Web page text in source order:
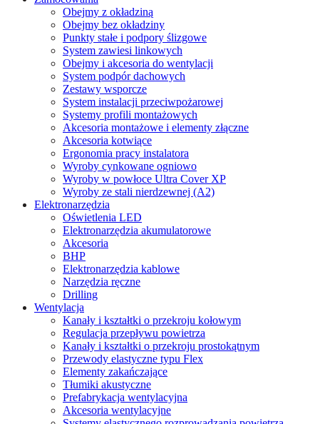
Obejmy z okładziną
Obejmy bez okładziny
Punkty stałe i podpory ślizgowe
System zawiesi linkowych
Obejmy i akcesoria do wentylacji
System podpór dachowych
Zestawy wsporcze
System instalacji przeciwpożarowej
Systemy profili montażowych
Akcesoria montażowe i elementy złączne
Akcesoria kotwiące
Ergonomia pracy instalatora
Wyroby cynkowane ogniowo
Wyroby w powłoce Ultra Cover XP
Wyroby ze stali nierdzewnej (A2)
Elektronarzędzia
Oświetlenia LED
Elektronarzędzia akumulatorowe
Akcesoria
BHP
Elektronarzędzia kablowe
Narzędzia ręczne
Drilling
Wentylacja
Kanały i kształtki o przekroju kołowym
Regulacja przepływu powietrza
Kanały i kształtki o przekroju prostokątnym
Przewody elastyczne typu Flex
Elementy zakańczające
Tłumiki akustyczne
Prefabrykacja wentylacyjna
Akcesoria wentylacyjne